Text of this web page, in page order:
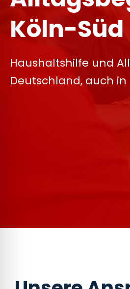
Köln-Süd
Haushaltshilfe und
Deutschland, auch